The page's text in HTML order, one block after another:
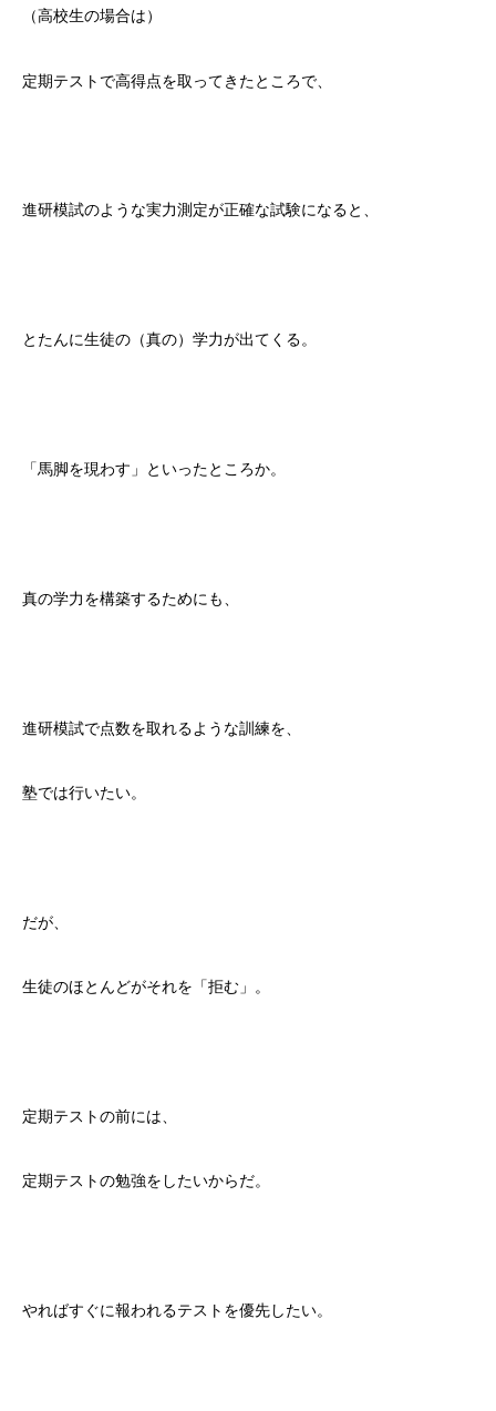
（高校生の場合は）
定期テストで高得点を取ってきたところで、
進研模試のような実力測定が正確な試験になると、
とたんに生徒の（真の）学力が出てくる。
「馬脚を現わす」といったところか。
真の学力を構築するためにも、
進研模試で点数を取れるような訓練を、
塾では行いたい。
だが、
生徒のほとんどがそれを「拒む」。
定期テストの前には、
定期テストの勉強をしたいからだ。
やればすぐに報われるテストを優先したい。